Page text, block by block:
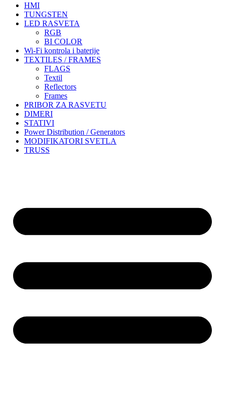
HMI
TUNGSTEN
LED RASVETA
RGB
BI COLOR
Wi-Fi kontrola i baterije
TEXTILES / FRAMES
FLAGS
Textil
Reflectors
Frames
PRIBOR ZA RASVETU
DIMERI
STATIVI
Power Distribution / Generators
MODIFIKATORI SVETLA
TRUSS